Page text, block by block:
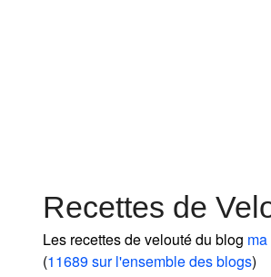
Recettes de
Les recettes de velouté du blog
(11689 sur l'ensemble des blogs)